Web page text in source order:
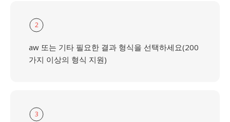
2
aw 또는 기타 필요한 결과 형식을 선택하세요(200
가지 이상의 형식 지원)
3